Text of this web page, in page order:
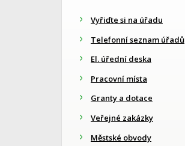
Vyřiďte si na úřadu
Telefonní seznam úřadů
El. úřední deska
Pracovní místa
Granty a dotace
Veřejné zakázky
Městské obvody